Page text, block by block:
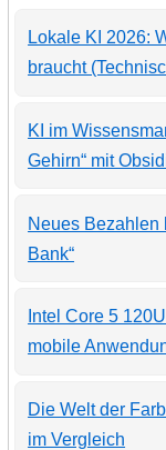
Lokale KI 2026:
braucht
KI im
Gehirn“ mit
Neues Bezahlen
Bank“
Intel Core 5
mobile
Die Welt der
im Vergleich